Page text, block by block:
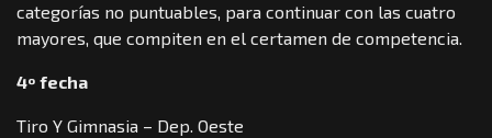
categorías no puntuables, para continuar con las cuatro
mayores, que compiten en el certamen de competencia.
4º fecha
Tiro Y Gimnasia – Dep. Oeste